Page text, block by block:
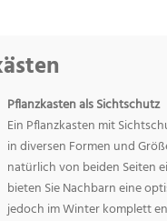
Pflanzkasten als Sichtschutz
Ein Pflanzkasten mit
in diversen Formen und
natürlich von beiden Seiten
bieten Sie Nachbarn eine
jedoch im Winter komplett